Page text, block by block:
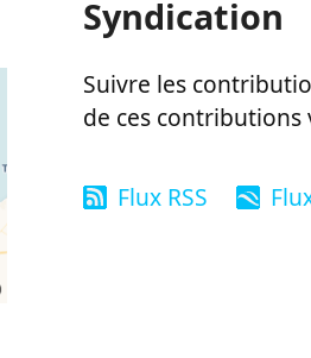
Syndication
Suivre les
de ces
Flux RSS